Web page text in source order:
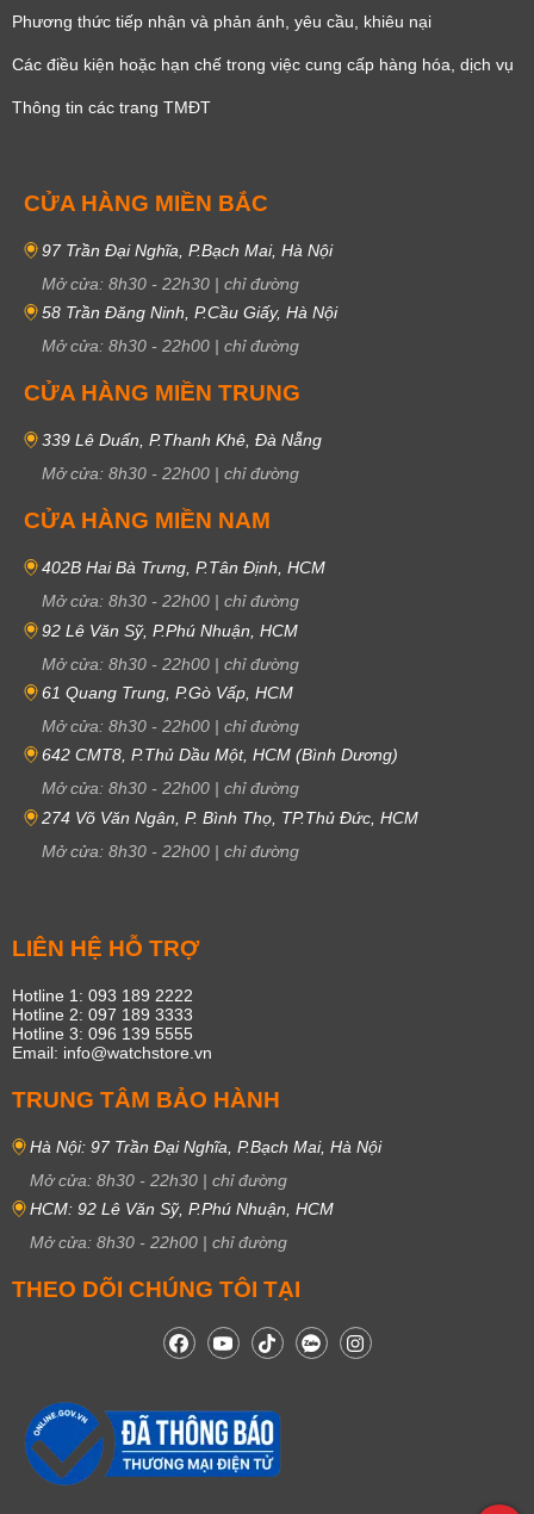
Phương thức tiếp nhận và phản ánh, yêu cầu, khiêu nại
Các điều kiện hoặc hạn chế trong việc cung cấp hàng hóa, dịch vụ
Thông tin các trang TMĐT
CỬA HÀNG MIỀN BẮC
97 Trần Đại Nghĩa, P.Bạch Mai, Hà Nội
Mở cửa: 8h30 - 22h30 | chỉ đường
58 Trần Đăng Ninh, P.Cầu Giấy, Hà Nội
Mở cửa: 8h30 - 22h00 | chỉ đường
CỬA HÀNG MIỀN TRUNG
339 Lê Duẩn, P.Thanh Khê, Đà Nẵng
Mở cửa: 8h30 - 22h00 | chỉ đường
CỬA HÀNG MIỀN NAM
402B Hai Bà Trưng, P.Tân Định, HCM
Mở cửa: 8h30 - 22h00 | chỉ đường
92 Lê Văn Sỹ, P.Phú Nhuận, HCM
Mở cửa: 8h30 - 22h00 | chỉ đường
61 Quang Trung, P.Gò Vấp, HCM
Mở cửa: 8h30 - 22h00 | chỉ đường
642 CMT8, P.Thủ Dầu Một, HCM (Bình Dương)
Mở cửa: 8h30 - 22h00 | chỉ đường
274 Võ Văn Ngân, P. Bình Thọ, TP.Thủ Đức, HCM
Mở cửa: 8h30 - 22h00 | chỉ đường
LIÊN HỆ HỖ TRỢ
Hotline 1: 093 189 2222
Hotline 2: 097 189 3333
Hotline 3: 096 139 5555
Email: info@watchstore.vn
TRUNG TÂM BẢO HÀNH
Hà Nội: 97 Trần Đại Nghĩa, P.Bạch Mai, Hà Nội
Mở cửa: 8h30 - 22h30 | chỉ đường
HCM: 92 Lê Văn Sỹ, P.Phú Nhuận, HCM
Mở cửa: 8h30 - 22h00 | chỉ đường
THEO DÕI CHÚNG TÔI TẠI